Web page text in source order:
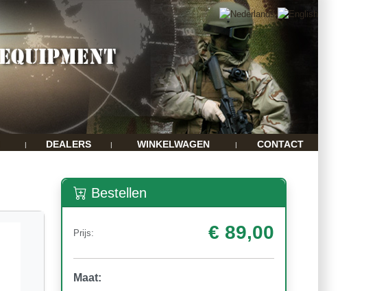
| DEALERS | WINKELWAGEN | CONTACT
Bestellen
Prijs: € 89,00
Maat: